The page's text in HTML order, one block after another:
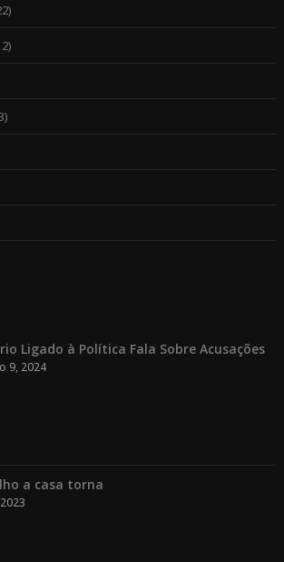
Ligado à Política Fala Sobre Acusações
9, 2024
a casa torna